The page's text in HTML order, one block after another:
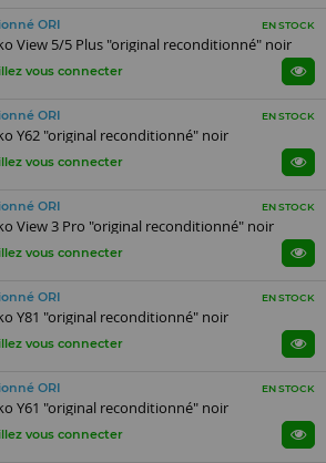
ORI EN STOCK
View 5/5 Plus "original reconditionné" noir
vous connecter
ORI EN STOCK
Y62 "original reconditionné" noir
vous connecter
ORI EN STOCK
View 3 Pro "original reconditionné" noir
vous connecter
ORI EN STOCK
Y81 "original reconditionné" noir
vous connecter
ORI EN STOCK
Y61 "original reconditionné" noir
vous connecter